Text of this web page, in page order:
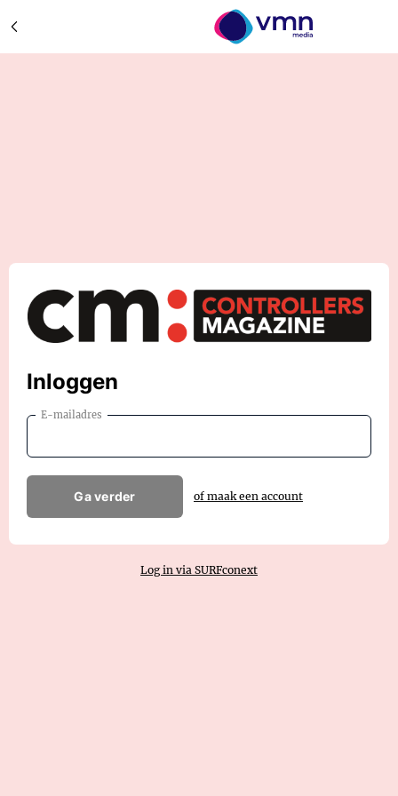
Inloggen
E-mailadres
Ga verder of maak een account
Log in via SURFconext